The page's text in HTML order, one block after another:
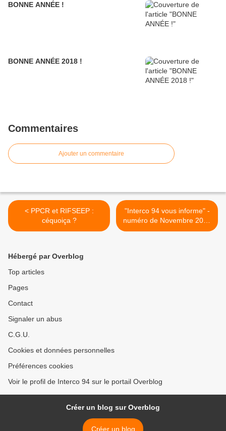
BONNE ANNÉE !
BONNE ANNÉE 2018 !
Commentaires
Ajouter un commentaire
< PPCR et RIFSEEP :
céquoiça ?
"Interco 94 vous informe" -
numéro de Novembre 2016
>
Hébergé par Overblog
Top articles
Pages
Contact
Signaler un abus
C.G.U.
Cookies et données personnelles
Préférences cookies
Voir le profil de Interco 94 sur le portail Overblog
Créer un blog sur Overblog
Créer un blog